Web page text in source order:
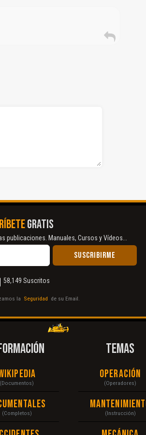
GRATIS
publicaciones. Manuales, Cursos y Vídeos...
58,149 Suscritos
la Seguridad de su Email.
(Documentos)
(Completos)
TEMAS
Operación
(Operadores)
(Instrucción)